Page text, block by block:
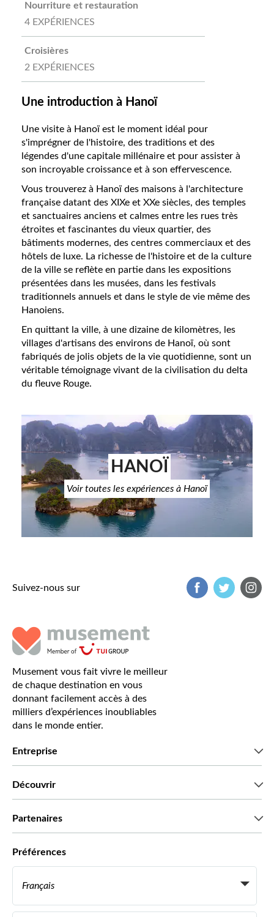
Nourriture et restauration
4 EXPÉRIENCES
Croisières
2 EXPÉRIENCES
Une introduction à Hanoï
Une visite à Hanoï est le moment idéal pour
s'imprégner de l'histoire, des traditions et des
légendes d'une capitale millénaire et pour assister à
son incroyable croissance et à son effervescence.
Vous trouverez à Hanoï des maisons à l'architecture
française datant des XIXe et XXe siècles, des temples
et sanctuaires anciens et calmes entre les rues très
étroites et fascinantes du vieux quartier, des
bâtiments modernes, des centres commerciaux et des
hôtels de luxe. La richesse de l'histoire et de la culture
de la ville se reflète en partie dans les expositions
présentées dans les musées, dans les festivals
traditionnels annuels et dans le style de vie même des
Hanoiens.
En quittant la ville, à une dizaine de kilomètres, les
villages d'artisans des environs de Hanoï, où sont
fabriqués de jolis objets de la vie quotidienne, sont un
véritable témoignage vivant de la civilisation du delta
du fleuve Rouge.
HANOÏ
Voir toutes les expériences à Hanoï
Suivez-nous sur
Musement vous fait vivre le meilleur
de chaque destination en vous
donnant facilement accès à des
milliers d’expériences inoubliables
dans le monde entier.
Entreprise
Découvrir
Partenaires
Devenir Fournisseur
Préférences
Français
Italiano